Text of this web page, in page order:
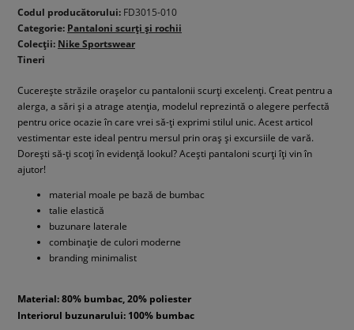
Codul producătorului: FD3015-010
Categorie: Pantaloni scurți și rochii
Colecții: Nike Sportswear
Tineri
Cucerește străzile orașelor cu pantalonii scurți excelenți. Creat pentru a
alerga, a sări și a atrage atenția, modelul reprezintă o alegere perfectă
pentru orice ocazie în care vrei să-ți exprimi stilul unic. Acest articol
vestimentar este ideal pentru mersul prin oraș și excursiile de vară.
Dorești să-ți scoți în evidență lookul? Acești pantaloni scurți îți vin în
ajutor!
material moale pe bază de bumbac
talie elastică
buzunare laterale
combinație de culori moderne
branding minimalist
Material: 80% bumbac, 20% poliester
Interiorul buzunarului: 100% bumbac